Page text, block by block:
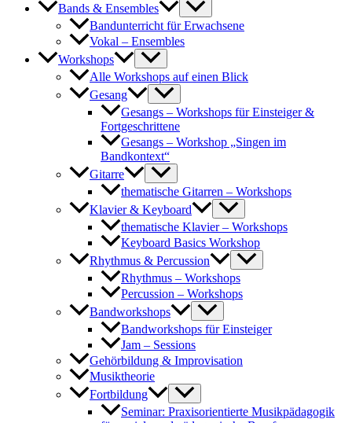
Bands & Ensembles
Bandunterricht für Erwachsene
Vokal – Ensembles
Workshops
Alle Workshops auf einen Blick
Gesang
Gesangs – Workshops für Einsteiger &
Fortgeschrittene
Gesangs – Workshop „Singen im
Bandkontext“
Gitarre
thematische Gitarren – Workshops
Klavier & Keyboard
thematische Klavier – Workshops
Keyboard Basics Workshop
Rhythmus & Percussion
Rhythmus – Workshops
Percussion – Workshops
Bandworkshops
Bandworkshops für Einsteiger
Jam – Sessions
Gehörbildung & Improvisation
Musiktheorie
Fortbildung
Seminar: Praxisorientierte Musikpädagogik